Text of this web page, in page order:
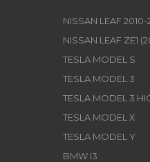
NISSAN LEAF 2010-
NISSAN LEAF ZE1
TESLA MODEL S
TESLA MODEL 3
TESLA MODEL 3
TESLA MODEL X
TESLA MODEL Y
BMW I3